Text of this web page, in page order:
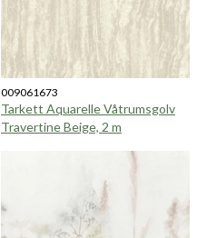
009061673
Tarkett Aquarelle Våtrumsgolv
Travertine Beige, 2 m